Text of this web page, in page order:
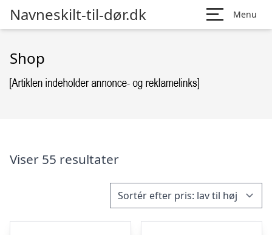
Navneskilt-til-dør.dk Menu
Shop
Viser 55 resultater